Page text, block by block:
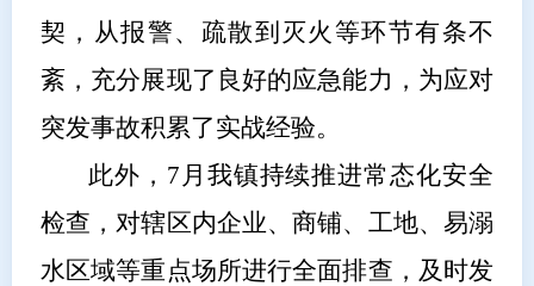
契，从报警、疏散到灭火等环节有条不
紊，充分展现了良好的应急能力，为应对
突发事故积累了实战经验。
此外，7月我镇持续推进常态化安全
检查，对辖区内企业、商铺、工地、易溺
水区域等重点场所进行全面排查，及时发